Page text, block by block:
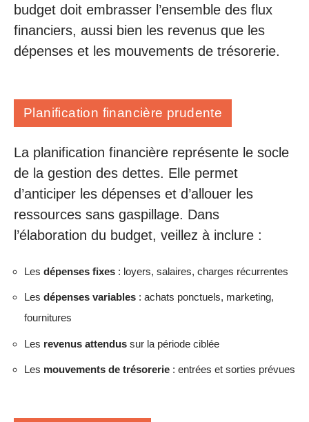
budget doit embrasser l’ensemble des flux
financiers, aussi bien les revenus que les
dépenses et les mouvements de trésorerie.
Planification financière prudente
La planification financière représente le socle
de la gestion des dettes. Elle permet
d’anticiper les dépenses et d’allouer les
ressources sans gaspillage. Dans
l’élaboration du budget, veillez à inclure :
Les dépenses fixes : loyers, salaires, charges récurrentes
Les dépenses variables : achats ponctuels, marketing,
fournitures
Les revenus attendus sur la période ciblée
Les mouvements de trésorerie : entrées et sorties prévues